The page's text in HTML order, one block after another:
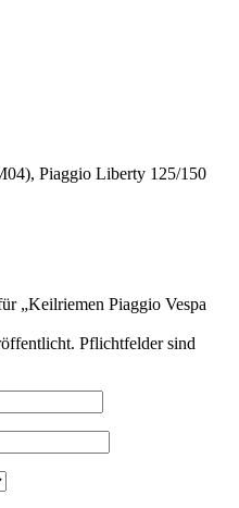
Piaggio Liberty 125/150
„Keilriemen Piaggio Vespa
Pflichtfelder sind